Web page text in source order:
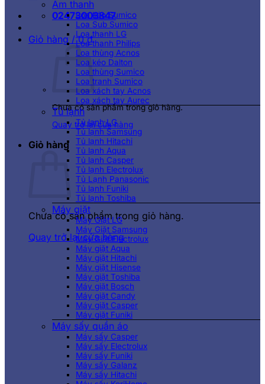
02473003847
Giỏ hàng /0₫
Chưa có sản phẩm trong giỏ hàng.
Quay trở lại cửa hàng
Giỏ hàng
Chưa có sản phẩm trong giỏ hàng.
Quay trở lại cửa hàng
Âm thanh
Loa kéo Sumico
Loa Sub Sumico
Loa thanh LG
Loa thanh Philips
Loa thùng Acnos
Loa kéo Dalton
Loa thùng Sumico
Loa tranh Sumico
Loa xách tay Acnos
Loa xách tay Aurec
Tủ lạnh
Tủ lạnh LG
Tủ lạnh Samsung
Tủ lạnh Hitachi
Tủ lạnh Aqua
Tủ lạnh Casper
Tủ lạnh Electrolux
Tủ Lạnh Panasonic
Tủ lạnh Funiki
Tủ lạnh Toshiba
Máy giặt
Máy Giặt LG
Máy Giặt Samsung
Máy Giặt Electrolux
Máy giặt Aqua
Máy giặt Hitachi
Máy giặt Hisense
Máy giặt Toshiba
Máy giặt Bosch
Máy giặt Candy
Máy giặt Casper
Máy giặt Funiki
Máy sấy quần áo
Máy sấy Casper
Máy sấy Electrolux
Máy sấy Funiki
Máy sấy Galanz
Máy sấy Hitachi